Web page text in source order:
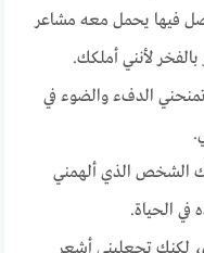
فيها يحمل معه مشاعر
لأنني أملكك.
الدفء والضوء في
الشخص الذي ألهمني
الحياة.
لكنك تجعليني أشعر